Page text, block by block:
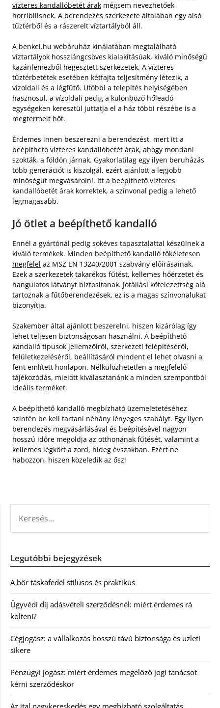
vízteres kandallóbetét árak mégsem nevezhetőek
horribilisnek. A berendezés szerkezete általában egy alsó
tűztérből és a rászerelt víztartályból áll.
A benkel.hu webáruház kínálatában megtalálható
víztartályok hosszlángcsöves kialakításúak, kiváló minőségű
kazánlemezből hegesztett szerkezetek. A vízteres
tűztérbetétek esetében kétfajta teljesítmény létezik, a
vízoldali és a légfűtő. Utóbbi a telepítés helyiségében
hasznosul, a vízoldali pedig a különböző hőleadó
egységeken keresztül juttatja el a ház többi részébe is a
megtermelt hőt.
Érdemes innen beszerezni a berendezést, mert itt a
beépíthető vízteres kandallóbetét árak, ahogy mondani
szokták, a földön járnak. Gyakorlatilag egy ilyen beruházás
több generációt is kiszolgál, ezért ajánlott a legjobb
minőségűt megvásárolni. Itt a beépíthető vízteres
kandallóbetét árak korrektek, a színvonal pedig a lehető
legmagasabb.
Jó ötlet a beépíthető kandalló
Ennél a gyártónál pedig sokéves tapasztalattal készülnek a
kiváló termékek. Minden beépíthető kandalló tökéletesen
megfelel az MSZ EN 13240/2001 szabvány előírásainak.
Ezek a szerkezetek takarékos fűtést, kellemes hőérzetet és
hangulatos látványt biztosítanak. Jótállási kötelezettség alá
tartoznak a fűtőberendezések, ez is a magas színvonalukat
bizonyítja.
Szakember által ajánlott beszerelni, hiszen kizárólag így
lehet teljesen biztonságosan használni. A beépíthető
kandalló típusok jellemzőiről, szerkezeti felépítéséről,
felületkezeléséről, beállításáról mindent el lehet olvasni a
fent említett honlapon. Nélkülözhetetlen a megfelelő
tájékozódás, mielőtt kiválasztanánk a minden szempontból
ideális terméket.
A beépíthető kandalló megbízható üzemeletetéséhez
szintén be kell tartani néhány lényeges szabályt. Egy ilyen
berendezés megvásárlásával és beépítésével nagyon
hosszú időre megoldja az otthonának fűtését, valamint a
kellemes légkört a zord, hideg évszakban. Ezért ne
habozzon, hiszen közeledik az ősz!
Legutóbbi bejegyzések
A bőr táskafedél stílusos és praktikus
Ügyvédi díj adásvételi szerződésnél: miért érdemes rá
költeni?
Cégjogász: a vállalkozás hosszú távú biztonsága és üzleti
sikere
Pénzügyi jogász: miért érdemes megelőző jogi tanácsot
kérni szerződéskor
Az ital nagykereskedés egy megbízható szolgáltatás